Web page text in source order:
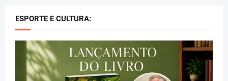
ESPORTE E CULTURA: